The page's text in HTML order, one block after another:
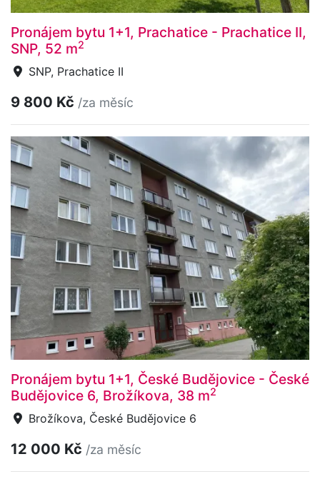
Pronájem bytu 1+1, Prachatice - Prachatice II,
SNP, 52 m2
SNP, Prachatice II
9 800 Kč /za měsíc
Pronájem bytu 1+1, České Budějovice - České
Budějovice 6, Brožíkova, 38 m2
Brožíkova, České Budějovice 6
12 000 Kč /za měsíc